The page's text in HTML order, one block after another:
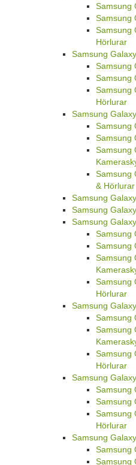
Samsung
Samsung
Samsung
Hörlurar
Samsung
Samsung
Samsung
Samsung
Hörlurar
Samsung
Samsung
Samsung
Samsung
Samsung
& Hörlurar
Samsung
Samsung
Samsung
Samsung
Samsung
Samsung
Samsung
Hörlurar
Samsung
Samsung
Samsung
Samsung
Hörlurar
Samsung
Samsung
Samsung
Samsung
Hörlurar
Samsung
Samsung
Samsung